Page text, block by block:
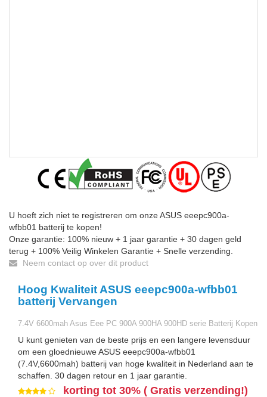
U hoeft zich niet te registreren om onze ASUS eeepc900a-
wfbb01 batterij te kopen!
Onze garantie: 100% nieuw + 1 jaar garantie + 30 dagen geld
terug + 100% Veilig Winkelen Garantie + Snelle verzending.
Neem contact op over dit product
Hoog Kwaliteit ASUS eeepc900a-wfbb01
batterij Vervangen
7.4V 6600mah Asus Eee PC 900A 900HA 900HD serie Batterij Kopen
U kunt genieten van de beste prijs en een langere levensduur
om een gloednieuwe ASUS eeepc900a-wfbb01
(7.4V,6600mah) batterij van hoge kwaliteit in Nederland aan te
schaffen. 30 dagen retour en 1 jaar garantie.
korting tot 30% ( Gratis verzending!)